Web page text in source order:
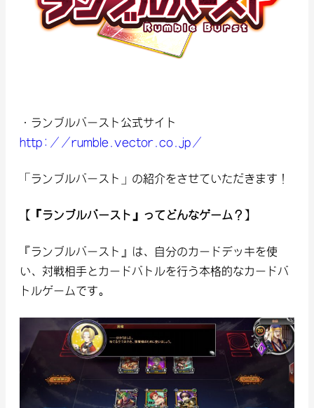
・ランブルバースト公式サイト
http://rumble.vector.co.jp/
「ランブルバースト」の紹介をさせていただきます！
【『ランブルバースト』ってどんなゲーム？】
『ランブルバースト』は、自分のカードデッキを使
い、対戦相手とカードバトルを行う本格的なカードバ
トルゲームです。